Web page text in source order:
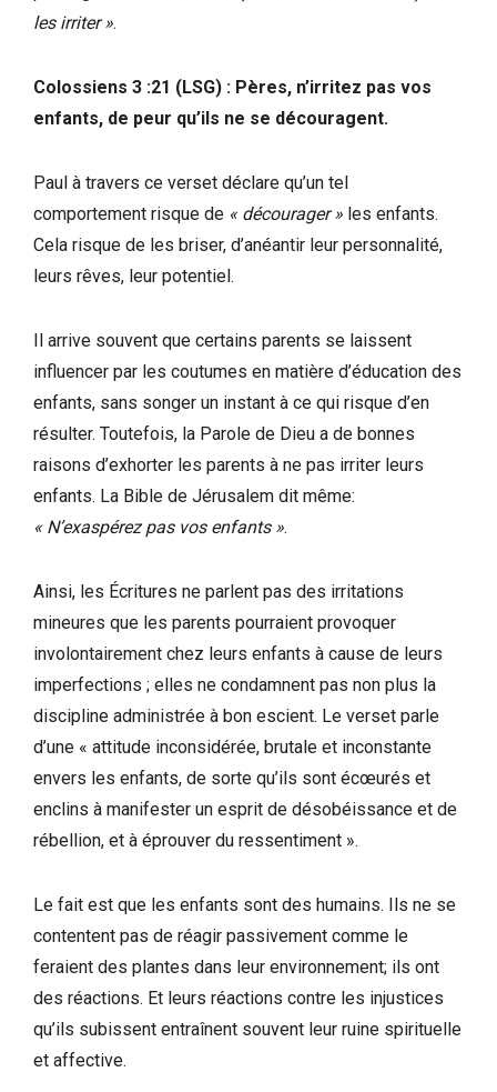
les irriter ».
Colossiens 3 :21 (LSG) : Pères, n’irritez pas vos
enfants, de peur qu’ils ne se découragent.
Paul à travers ce verset déclare qu’un tel
comportement risque de « décourager » les enfants.
Cela risque de les briser, d’anéantir leur personnalité,
leurs rêves, leur potentiel.
Il arrive souvent que certains parents se laissent
influencer par les coutumes en matière d’éducation des
enfants, sans songer un instant à ce qui risque d’en
résulter. Toutefois, la Parole de Dieu a de bonnes
raisons d’exhorter les parents à ne pas irriter leurs
enfants. La Bible de Jérusalem dit même:
« N’exaspérez pas vos enfants ».
Ainsi, les Écritures ne parlent pas des irritations
mineures que les parents pourraient provoquer
involontairement chez leurs enfants à cause de leurs
imperfections ; elles ne condamnent pas non plus la
discipline administrée à bon escient. Le verset parle
d’une « attitude inconsidérée, brutale et inconstante
envers les enfants, de sorte qu’ils sont écœurés et
enclins à manifester un esprit de désobéissance et de
rébellion, et à éprouver du ressentiment ».
Le fait est que les enfants sont des humains. Ils ne se
contentent pas de réagir passivement comme le
feraient des plantes dans leur environnement; ils ont
des réactions. Et leurs réactions contre les injustices
qu’ils subissent entraînent souvent leur ruine spirituelle
et affective.